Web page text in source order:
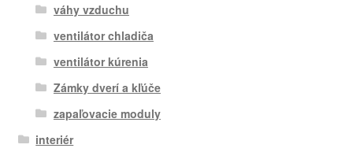
váhy vzduchu
ventilátor chladiča
ventilátor kúrenia
Zámky dverí a kľúče
zapaľovacie moduly
interiér